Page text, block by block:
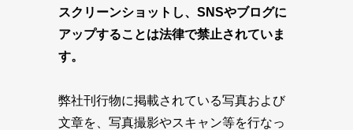
スクリーンショットし、SNSやブログに
アップすることは法律で禁止されていま
す。
弊社刊行物に掲載されている写真および
文章を、写真撮影やスキャン等を行なっ